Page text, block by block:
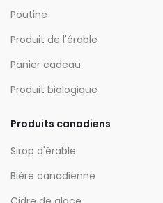
Poutine
Produit de l'érable
Panier cadeau
Produit biologique
Produits canadiens
Sirop d'érable
Bière canadienne